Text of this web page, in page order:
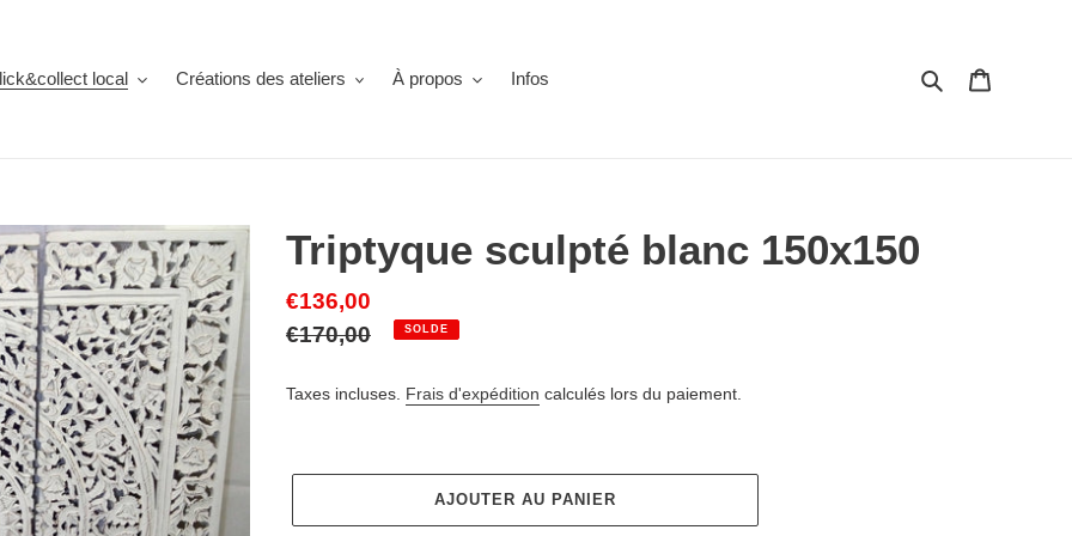
local Créations des ateliers À propos Infos Rechercher
Triptyque sculpté blanc 150x150
Prix
réduit
€136,00
Prix
€170,00 SOLDE
Taxes incluses. Frais d'expédition calculés lors du paiement.
AJOUTER AU PANIER